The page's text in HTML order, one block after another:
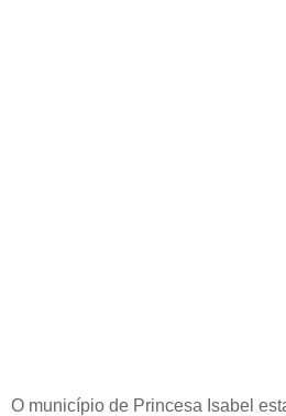
O município de Princesa Isabel